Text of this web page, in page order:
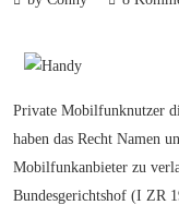
Private Mobilfunknutzer
haben das Recht Namen
Mobilfunkanbieter zu
Bundesgerichtshof (I ZR